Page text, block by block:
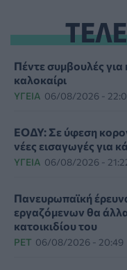
Πέντε συμβουλές
καλοκαίρι
ΥΓΕΊΑ 06/08/2026 -
ΕΟΔΥ: Σε ύφεση
νέες εισαγωγές για
ΥΓΕΊΑ 06/08/2026 -
Πανευρωπαϊκή
εργαζόμενων θα
κατοικιδίου του
PET 06/08/2026 - 20:49